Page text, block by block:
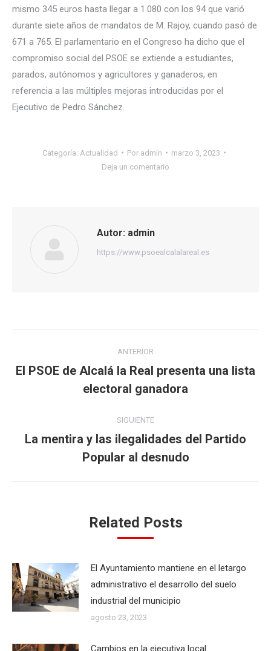
mismo 345 euros hasta llegar a 1.080 con los 94 que varió
durante siete años de mandatos de M. Rajoy, cuando pasó de
671 a 765. El parlamentario en el Congreso ha dicho que el
compromiso social del PSOE se extiende a estudiantes,
parados, autónomos y agricultores y ganaderos, en
referencia a las múltiples mejoras introducidas por el
Ejecutivo de Pedro Sánchez.
Categoría: Actualidad Por admin
marzo 3, 2023
Deja un comentario
Autor: admin
https://www.psoealcalalareal.es
entre
publicaciones
ANTERIOR
Publicación
anterior:
El PSOE de Alcalá la Real presenta una lista
electoral ganadora
SIGUIENTE
siguiente:
La mentira y las ilegalidades del Partido
Popular al desnudo
Related Posts
El Ayuntamiento mantiene en el letargo
administrativo el desarrollo del suelo
industrial del municipio
agosto 23, 2023
Cambios en la ejecutiva local